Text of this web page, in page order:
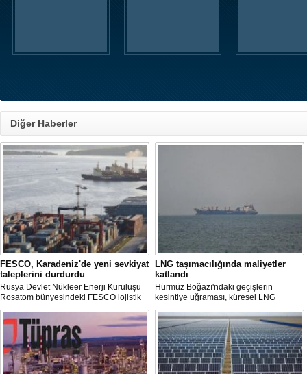
Diğer Haberler
FESCO, Karadeniz'de yeni sevkiyat
taleplerini durdurdu
Rusya Devlet Nükleer Enerji Kuruluşu
Rosatom bünyesindeki FESCO lojistik
şirketi, Karadeniz üzerinden yapılacak
sevkiyatlara ilişkin yeni taleplerin
kabulünü geçici olarak durdurdu.
LNG taşımacılığında maliyetler
katlandı
Hürmüz Boğazı'ndaki geçişlerin
kesintiye uğraması, küresel LNG
arzında aksamalara yol açarken sefer
sürelerini uzattı ve gemi kiralama ile
deniz yakıtı maliyetlerini 2022 enerji
krizinden bu yana en yüksek seviyelere
çıkardı.